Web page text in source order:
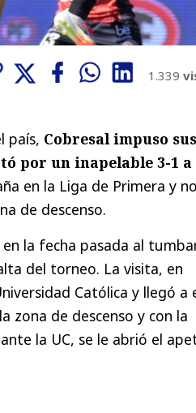
1.339
país, Cobresal impuso sus
por un inapelable 3-1 a
en la Liga de Primera y
de descenso.
la fecha pasada al
del torneo. La visita, en
Católica y llegó a
zona de descenso y con la
la UC, se le abrió el